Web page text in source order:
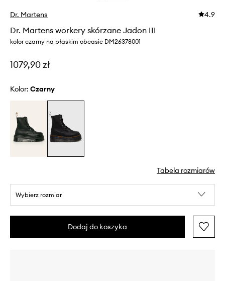
Dr. Martens 4.9
Dr. Martens workery skórzane Jadon III
kolor czarny na płaskim obcasie DM26378001
1079,90 zł
Kolor: czarny
Tabela rozmiarów
Wybierz rozmiar
Dodaj do koszyka